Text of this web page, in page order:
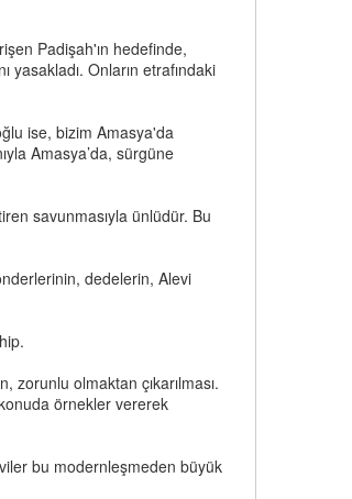
Padişah'ın hedefinde,
yasakladı. Onların etrafındaki
ise, bizim Amasya'da
Amasya’da, sürgüne
savunmasıyla ünlüdür. Bu
dedelerin, Alevi
olmaktan çıkarılması.
örnekler vererek
bu modernleşmeden büyük